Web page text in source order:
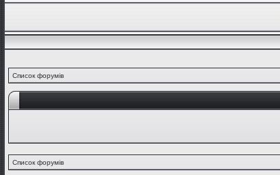
Список форумів
Список форумів